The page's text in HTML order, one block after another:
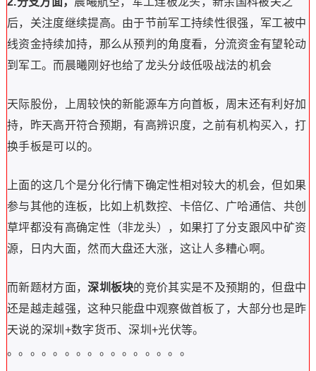
后，关注度继续提高。由于节前军工持续性很强，军工被中
线资金持续加持，那么从预判的角度看，分流资金有望轮动
到军工。而晨曦刚好也给了龙头分歧低吸战法的机会
天际股份，上周较快的新能源车方向首板，周末还有利好加
持，昨天高开符合预期，有高辨识度，之前有机构买入，打
换手板是可以的。
上面的这几个是分化行情下确定性相对较大的机会，但如果
参与其他的连板，比如上机数控、卡倍亿、广哈通信、共创
草坪都没有高确定性（非龙头），如果打了分支跟风中矿资
源，日内大面，然而大盘还大涨，这让人多糟心啊。
而新题材方面，深圳板块的竞价其实是不及预期的，但盘中
还是越走越强，这种只能盘中观察做首板了，大部分也是昨
天说的深圳+数字货币、深圳+光伏等。
。。。。。。。。。。。。。。。。